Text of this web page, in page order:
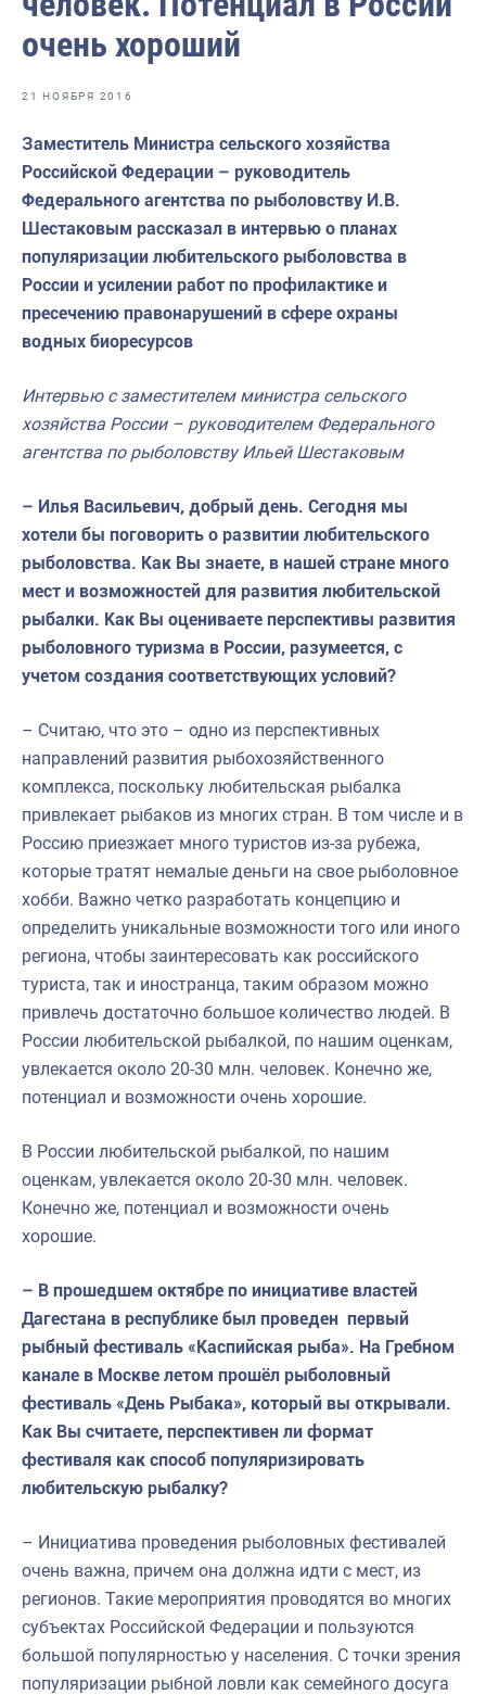
Отраслевые СМИ
Выставки и конференции
Научно-практическая литература
Рыбоохрана России
Отрасль в цифрах
Большая африканская экспедиция
Укрепление духовно-нравственных ценностей
События в России и мире
очень хороший
21 НОЯБРЯ 2016
Заместитель Министра сельского хозяйства
Российской Федерации – руководитель
Федерального агентства по рыболовству И.В.
Шестаковым рассказал в интервью о планах
популяризации любительского рыболовства в
России и усилении работ по профилактике и
пресечению правонарушений в сфере охраны
водных биоресурсов
Интервью с заместителем министра сельского
хозяйства России – руководителем Федерального
агентства по рыболовству Ильей Шестаковым
– Илья Васильевич, добрый день. Сегодня мы
хотели бы поговорить о развитии любительского
рыболовства. Как Вы знаете, в нашей стране много
мест и возможностей для развития любительской
рыбалки. Как Вы оцениваете перспективы развития
рыболовного туризма в России, разумеется, с
учетом создания соответствующих условий?
– Считаю, что это – одно из перспективных
направлений развития рыбохозяйственного
комплекса, поскольку любительская рыбалка
привлекает рыбаков из многих стран. В том числе и в
Россию приезжает много туристов из-за рубежа,
которые тратят немалые деньги на свое рыболовное
хобби. Важно четко разработать концепцию и
определить уникальные возможности того или иного
региона, чтобы заинтересовать как российского
туриста, так и иностранца, таким образом можно
привлечь достаточно большое количество людей. В
России любительской рыбалкой, по нашим оценкам,
увлекается около 20-30 млн. человек. Конечно же,
потенциал и возможности очень хорошие.
В России любительской рыбалкой, по нашим
оценкам, увлекается около 20-30 млн. человек.
Конечно же, потенциал и возможности очень
хорошие.
– В прошедшем октябре по инициативе властей
Дагестана в республике был проведен первый
рыбный фестиваль «Каспийская рыба». На Гребном
канале в Москве летом прошёл рыболовный
фестиваль «День Рыбака», который вы открывали.
Как Вы считаете, перспективен ли формат
фестиваля как способ популяризировать
любительскую рыбалку?
– Инициатива проведения рыболовных фестивалей
очень важна, причем она должна идти с мест, из
регионов. Такие мероприятия проводятся во многих
субъектах Российской Федерации и пользуются
большой популярностью у населения. С точки зрения
популяризации рыбной ловли как семейного досуга